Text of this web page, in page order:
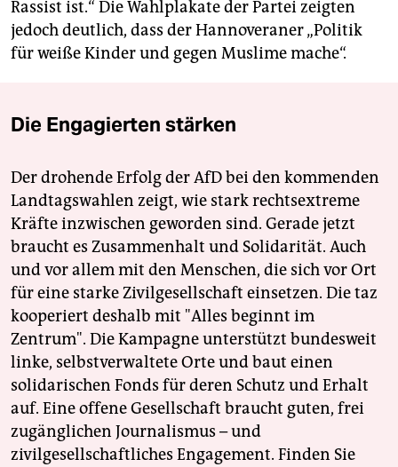
Rassist ist.“ Die Wahlplakate der Partei zeigten
jedoch deutlich, dass der Hannoveraner „Politik
für weiße Kinder und gegen Muslime mache“.
Die Engagierten stärken
Der drohende Erfolg der AfD bei den kommenden
Landtagswahlen zeigt, wie stark rechtsextreme
Kräfte inzwischen geworden sind. Gerade jetzt
braucht es Zusammenhalt und Solidarität. Auch
und vor allem mit den Menschen, die sich vor Ort
für eine starke Zivilgesellschaft einsetzen. Die taz
kooperiert deshalb mit "Alles beginnt im
Zentrum". Die Kampagne unterstützt bundesweit
linke, selbstverwaltete Orte und baut einen
solidarischen Fonds für deren Schutz und Erhalt
auf. Eine offene Gesellschaft braucht guten, frei
zugänglichen Journalismus – und
zivilgesellschaftliches Engagement. Finden Sie